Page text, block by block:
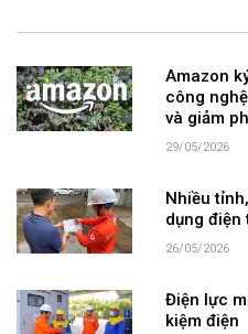
Amazon
công
và giảm
29/05/2026
Nhiều
dụng điện
26/05/2026
Điện lực
kiệm điện